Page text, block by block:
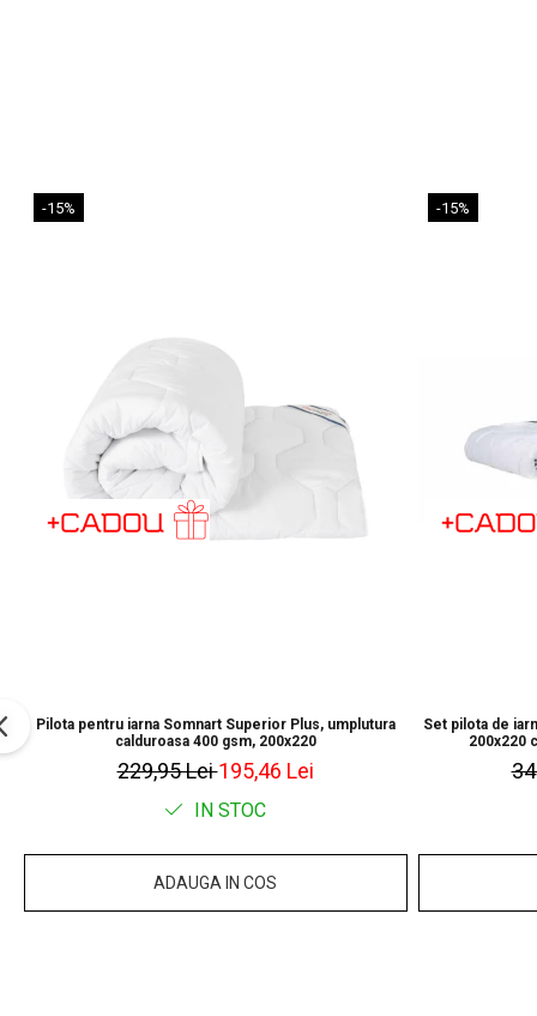
-15%
Pilota pentru iarna Somnart Superior Plus, umplutura
calduroasa 400 gsm, 200x220
229,95 Lei195,46 Lei
IN STOC
ADAUGA IN COS
-15%
Set pilota de
200x220